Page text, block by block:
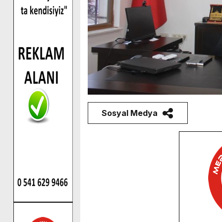
Sosyal Medya